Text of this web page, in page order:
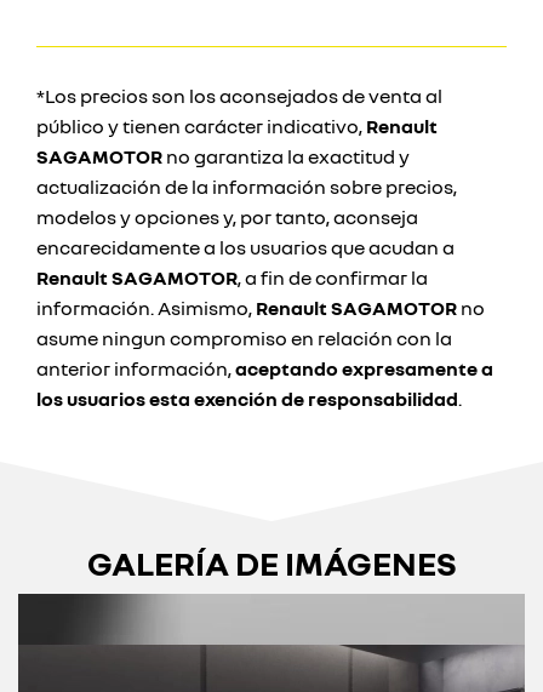
*Los precios son los aconsejados de venta al
público y tienen carácter indicativo, Renault
SAGAMOTOR no garantiza la exactitud y
actualización de la información sobre precios,
modelos y opciones y, por tanto, aconseja
encarecidamente a los usuarios que acudan a
Renault SAGAMOTOR, a fin de confirmar la
información. Asimismo, Renault SAGAMOTOR no
asume ningun compromiso en relación con la
anterior información,aceptando expresamente a
los usuarios esta exención de responsabilidad.
GALERÍA DE IMÁGENES